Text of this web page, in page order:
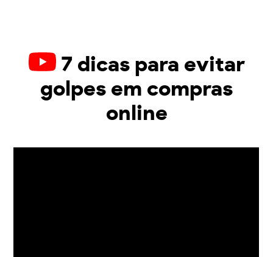
7 dicas para evitar
golpes em compras
online